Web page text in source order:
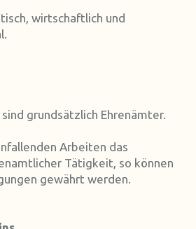
wirtschaftlich und
grundsätzlich Ehrenämter.
Arbeiten das
Tätigkeit, so können
gewährt werden.